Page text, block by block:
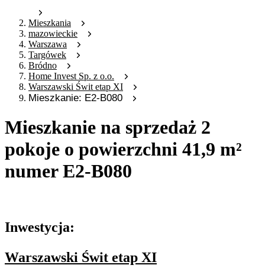
Mieszkania
mazowieckie
Warszawa
Targówek
Bródno
Home Invest Sp. z o.o.
Warszawski Świt etap XI
Mieszkanie: E2-B080
Mieszkanie na sprzedaż 2
pokoje o powierzchni 41,9 m²
numer E2-B080
Inwestycja:
Warszawski Świt etap XI